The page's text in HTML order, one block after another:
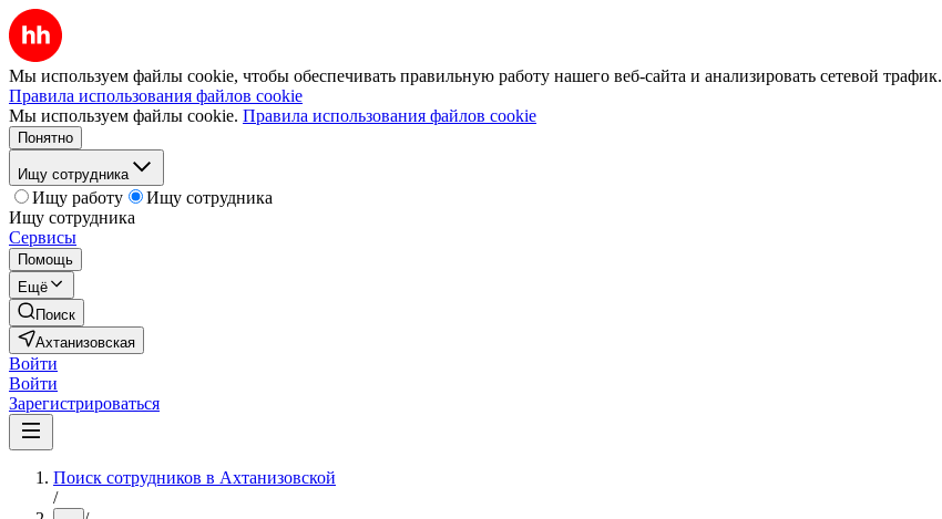
Мы используем файлы cookie, чтобы обеспечивать правильную работу нашего веб-сайта и анализировать сетевой трафик.
Правила использования файлов cookie
Мы используем файлы cookie. Правила использования файлов cookie
Понятно
Ищу сотрудника
Ищу работу
Ищу сотрудника
Ищу сотрудника
Сервисы
Помощь
Ещё
Поиск
Ахтанизовская
Войти
Войти
Зарегистрироваться
Поиск сотрудников в Ахтанизовской
/